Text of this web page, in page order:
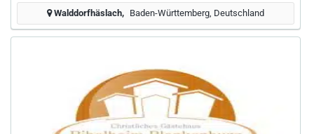
Walddorfhäslach Baden-Württemberg, Deutschland